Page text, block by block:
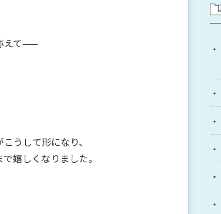
えて——
うして形になり、
嬉しくなりました。